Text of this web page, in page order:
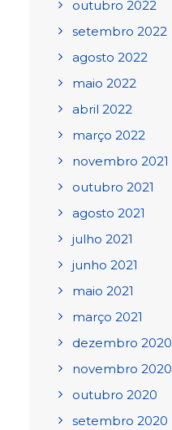
outubro 2022
setembro 2022
agosto 2022
maio 2022
abril 2022
março 2022
novembro 2021
outubro 2021
agosto 2021
julho 2021
junho 2021
maio 2021
março 2021
dezembro 2020
novembro 2020
outubro 2020
setembro 2020